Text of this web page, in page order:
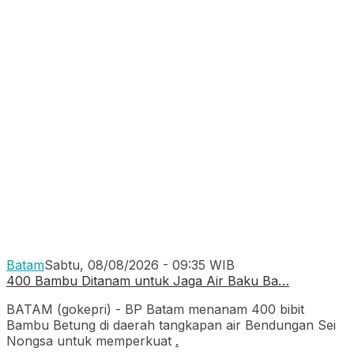
BatamSabtu, 08/08/2026 - 09:35 WIB
400 Bambu Ditanam untuk Jaga Air Baku Ba…
BATAM (gokepri) - BP Batam menanam 400 bibit
Bambu Betung di daerah tangkapan air Bendungan Sei
Nongsa untuk memperkuat .